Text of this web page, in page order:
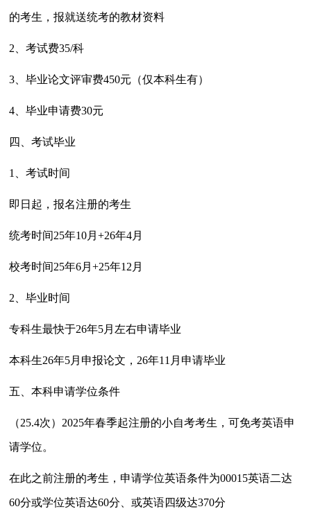
的考生，报就送统考的教材资料
2、考试费35/科
3、毕业论文评审费450元（仅本科生有）
4、毕业申请费30元
四、考试毕业
1、考试时间
即日起，报名注册的考生
统考时间25年10月+26年4月
校考时间25年6月+25年12月
2、毕业时间
专科生最快于26年5月左右申请毕业
本科生26年5月申报论文，26年11月申请毕业
五、本科申请学位条件
（25.4次）2025年春季起注册的小自考考生，可免考英语申
请学位。
在此之前注册的考生，申请学位英语条件为00015英语二达
60分或学位英语达60分、或英语四级达370分